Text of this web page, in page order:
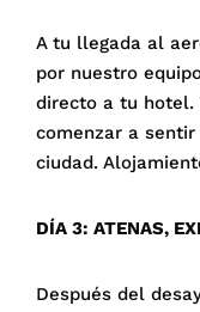
A tu llegada al
por nuestro
directo a tu hotel.
comenzar a
ciudad.
DÍA 3: ATENAS,
Después del